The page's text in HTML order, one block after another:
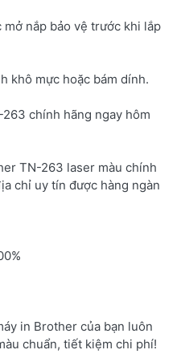
nắp bảo vệ trước khi lắp
khô mực hoặc bám dính.
chính hãng ngay hôm
TN-263 laser màu chính
chỉ uy tín được hàng ngàn
in Brother của bạn luôn
chuẩn, tiết kiệm chi phí!